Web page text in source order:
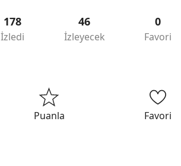
178
İzledi
46
İzleyecek
0
Favori
Puanla Favori